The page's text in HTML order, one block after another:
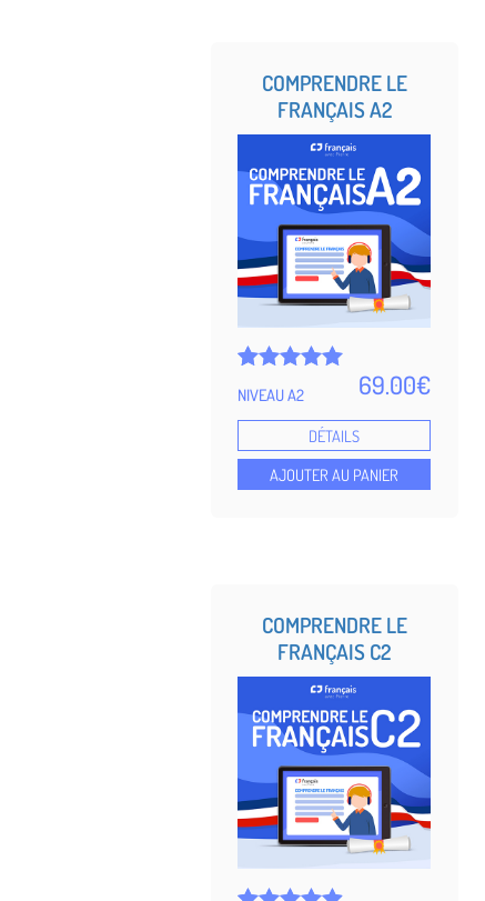
COMPRENDRE LE
FRANÇAIS A2
Noté
4.88
sur 5
basé sur
5
notations
client
NIVEAU A2 69.00€
DÉTAILS
AJOUTER AU PANIER
COMPRENDRE LE
FRANÇAIS C2